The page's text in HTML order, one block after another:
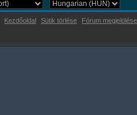
Kezdőoldal Sütik törlése Fórum